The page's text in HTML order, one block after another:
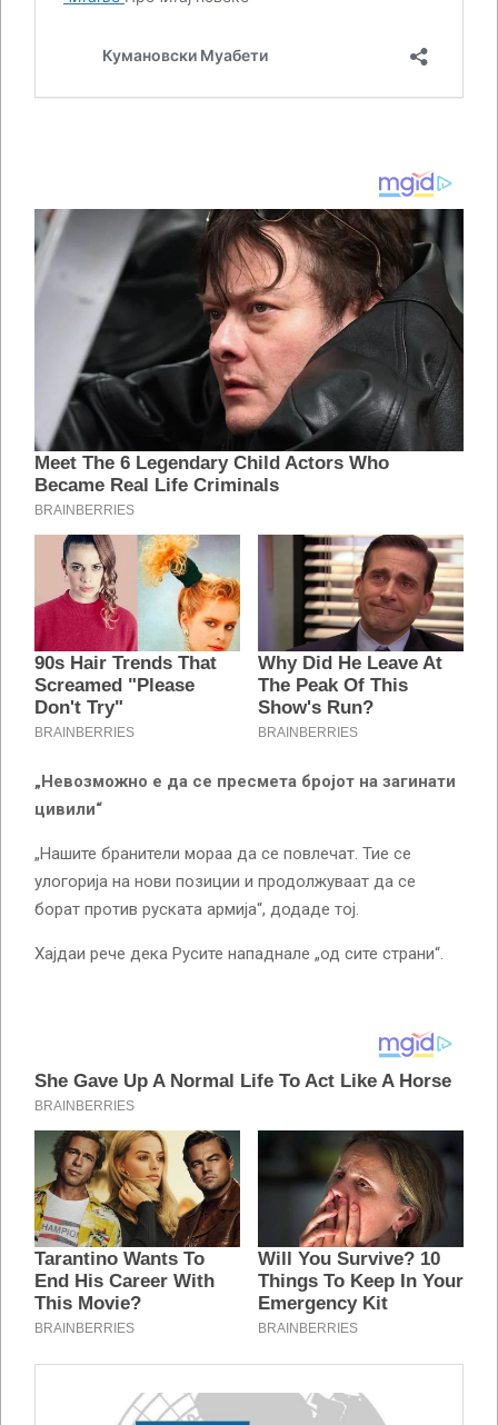
„Невозможно е да се пресмета бројот на загинати
цивили“
„Нашите бранители мораа да се повлечат. Тие се
улогорија на нови позиции и продолжуваат да се
борат против руската армија“, додаде тој.
Хајдаи рече дека Русите нападнале „од сите страни“.